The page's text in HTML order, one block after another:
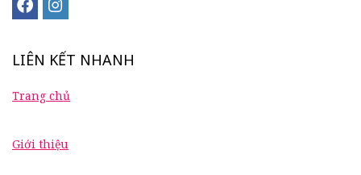
LIÊN KẾT NHANH
Trang chủ
Giới thiệu